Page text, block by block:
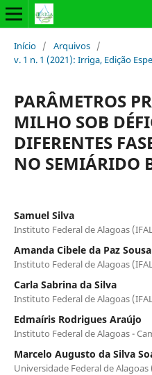
Início / Arquivos /
v. 1 n. 1 (2021): Irriga, Edição
PARÂMETROS
MILHO SOB
DIFERENTES
NO SEMIÁRIDO
Samuel Silva
Instituto Federal de Alagoas
Amanda Cibele da Paz Sousa
Instituto Federal de Alagoas
Carla Sabrina da Silva
Instituto Federal de Alagoas
Edmaíris Rodrigues Araújo
Instituto Federal de Alagoas -
Marcelo Augusto da Silva
Universidade Federal de Alagoas